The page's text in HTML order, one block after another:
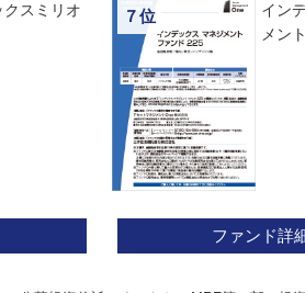
クスミリオ
７位
イン
メン
ファンド詳